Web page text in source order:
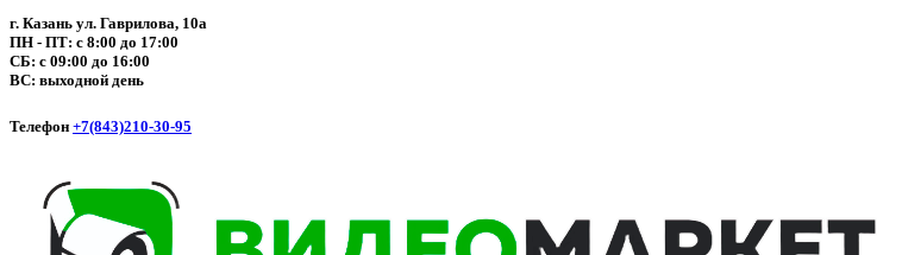
г. Казань ул. Гаврилова, 10а
ПН - ПТ: с 8:00 до 17:00
СБ: с 09:00 до 16:00
ВС: выходной день
Телефон +7(843)210-30-95